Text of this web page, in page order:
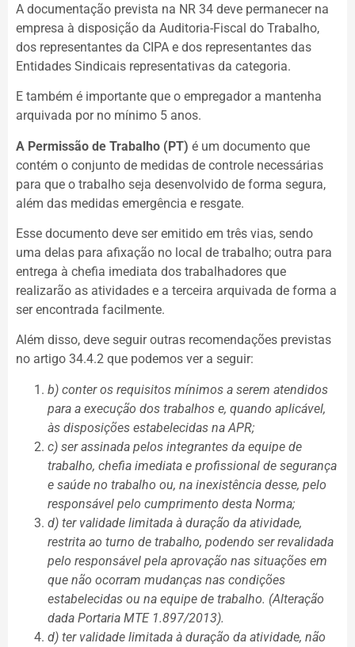
A documentação prevista na NR 34 deve permanecer na
empresa à disposição da Auditoria-Fiscal do Trabalho,
dos representantes da CIPA e dos representantes das
Entidades Sindicais representativas da categoria.
E também é importante que o empregador a mantenha
arquivada por no mínimo 5 anos.
A Permissão de Trabalho (PT) é um documento que
contém o conjunto de medidas de controle necessárias
para que o trabalho seja desenvolvido de forma segura,
além das medidas emergência e resgate.
Esse documento deve ser emitido em três vias, sendo
uma delas para afixação no local de trabalho; outra para
entrega à chefia imediata dos trabalhadores que
realizarão as atividades e a terceira arquivada de forma a
ser encontrada facilmente.
Além disso, deve seguir outras recomendações previstas
no artigo 34.4.2 que podemos ver a seguir:
b) conter os requisitos mínimos a serem atendidos
para a execução dos trabalhos e, quando aplicável,
às disposições estabelecidas na APR;
c) ser assinada pelos integrantes da equipe de
trabalho, chefia imediata e profissional de segurança
e saúde no trabalho ou, na inexistência desse, pelo
responsável pelo cumprimento desta Norma;
d) ter validade limitada à duração da atividade,
restrita ao turno de trabalho, podendo ser revalidada
pelo responsável pela aprovação nas situações em
que não ocorram mudanças nas condições
estabelecidas ou na equipe de trabalho. (Alteração
dada Portaria MTE 1.897/2013).
d) ter validade limitada à duração da atividade, não